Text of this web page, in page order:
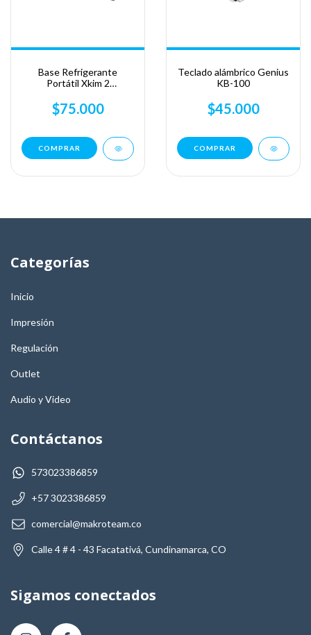
Base Refrigerante
Portátil Xkim 2
Posiciones
$75.000
Teclado alámbrico Genius
KB-100
$45.000
Categorías
Inicio
Impresión
Regulación
Outlet
Audio y Video
Contáctanos
573023386859
+57 3023386859
comercial@makroteam.co
Calle 4 # 4 - 43 Facatativá, Cundinamarca, CO
Sigamos conectados